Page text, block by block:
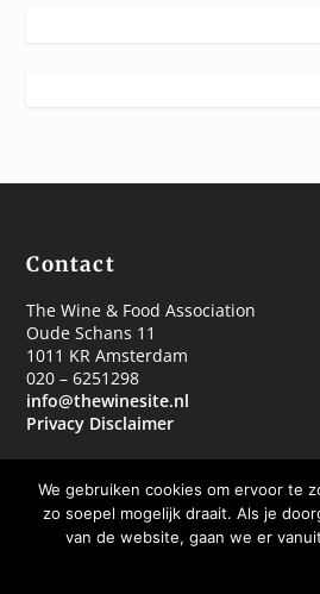
Contact
The Wine & Food Association
Oude Schans 11
1011 KR Amsterdam
020 – 6251298
info@thewinesite.nl
Privacy Disclaimer
We gebruiken cookies om ervoor te
zo soepel mogelijk draait. Als je
van de website, gaan we er